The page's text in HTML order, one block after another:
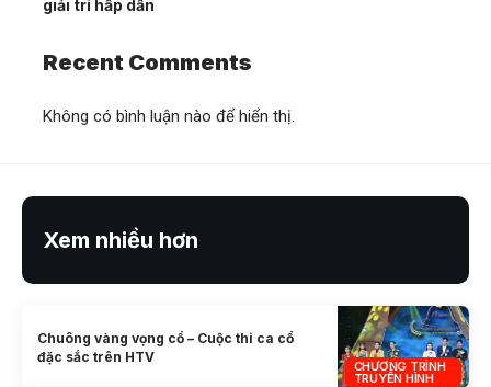
giải trí hấp dẫn
Recent Comments
Không có bình luận nào để hiển thị.
Xem nhiều hơn
CHƯƠNG TRÌNH
TRUYỀN HÌNH
Chuông vàng vọng cổ – Cuộc thi ca cổ
đặc sắc trên HTV